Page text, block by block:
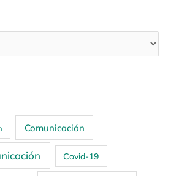
Comunicación
Covid-19